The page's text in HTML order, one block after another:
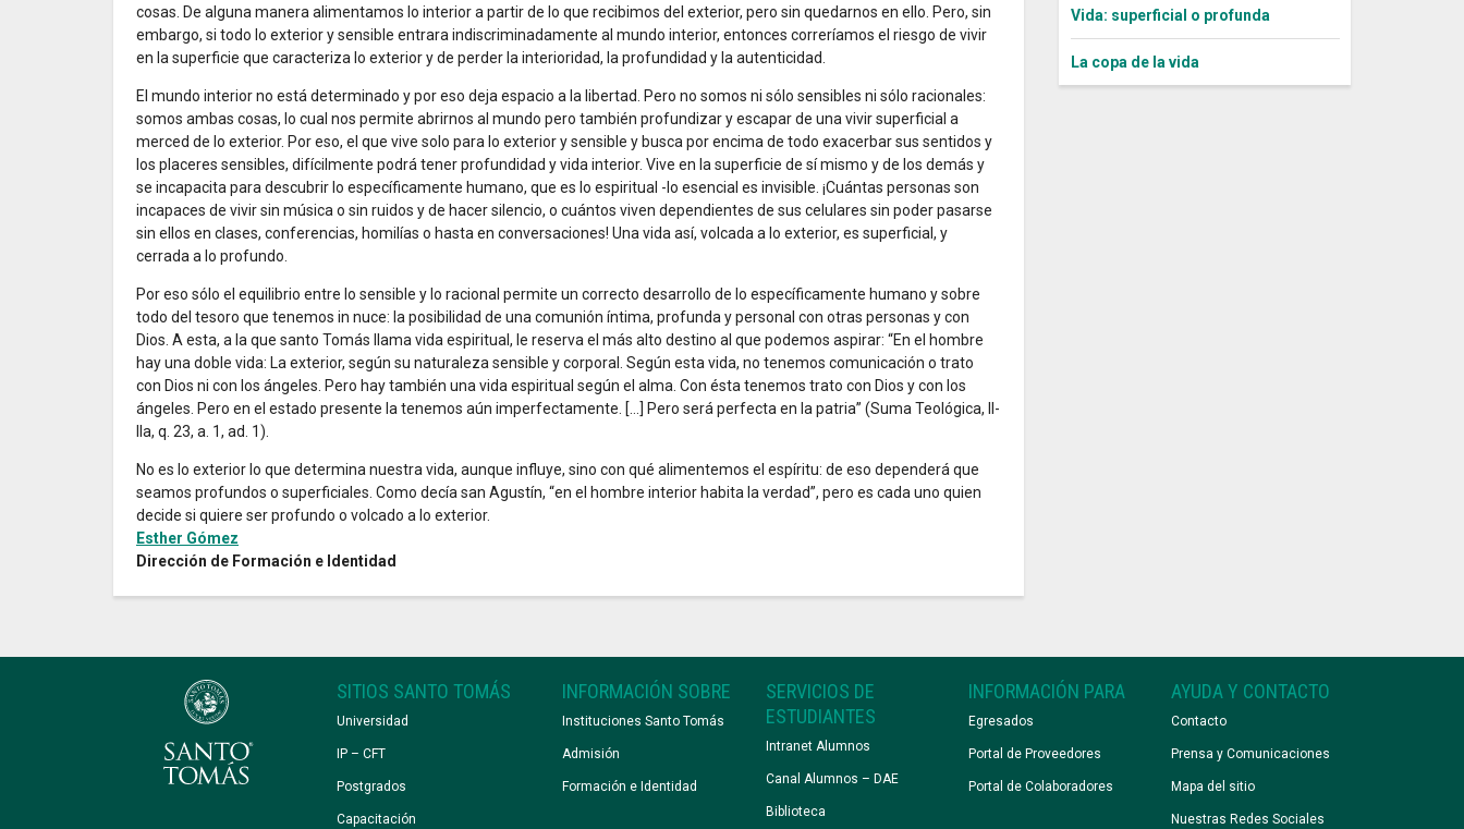
cosas. De alguna manera alimentamos lo interior a partir de lo que recibimos del exterior, pero sin quedarnos en ello. Pero, sin
embargo, si todo lo exterior y sensible entrara indiscriminadamente al mundo interior, entonces correríamos el riesgo de vivir
en la superficie que caracteriza lo exterior y de perder la interioridad, la profundidad y la autenticidad.
El mundo interior no está determinado y por eso deja espacio a la libertad. Pero no somos ni sólo sensibles ni sólo racionales:
somos ambas cosas, lo cual nos permite abrirnos al mundo pero también profundizar y escapar de una vivir superficial a
merced de lo exterior. Por eso, el que vive solo para lo exterior y sensible y busca por encima de todo exacerbar sus sentidos y
los placeres sensibles, difícilmente podrá tener profundidad y vida interior. Vive en la superficie de sí mismo y de los demás y
se incapacita para descubrir lo específicamente humano, que es lo espiritual -lo esencial es invisible. ¡Cuántas personas son
incapaces de vivir sin música o sin ruidos y de hacer silencio, o cuántos viven dependientes de sus celulares sin poder pasarse
sin ellos en clases, conferencias, homilías o hasta en conversaciones! Una vida así, volcada a lo exterior, es superficial, y
cerrada a lo profundo.
Por eso sólo el equilibrio entre lo sensible y lo racional permite un correcto desarrollo de lo específicamente humano y sobre
todo del tesoro que tenemos in nuce: la posibilidad de una comunión íntima, profunda y personal con otras personas y con
Dios. A esta, a la que santo Tomás llama vida espiritual, le reserva el más alto destino al que podemos aspirar: “En el hombre
hay una doble vida: La exterior, según su naturaleza sensible y corporal. Según esta vida, no tenemos comunicación o trato
con Dios ni con los ángeles. Pero hay también una vida espiritual según el alma. Con ésta tenemos trato con Dios y con los
ángeles. Pero en el estado presente la tenemos aún imperfectamente. […] Pero será perfecta en la patria” (Suma Teológica, II-
IIa, q. 23, a. 1, ad. 1).
No es lo exterior lo que determina nuestra vida, aunque influye, sino con qué alimentemos el espíritu: de eso dependerá que
seamos profundos o superficiales. Como decía san Agustín, “en el hombre interior habita la verdad”, pero es cada uno quien
decide si quiere ser profundo o volcado a lo exterior.
Esther Gómez
Dirección de Formación e Identidad
Vida: superficial o profunda
La copa de la vida
SITIOS SANTO TOMÁS
Universidad
IP – CFT
Postgrados
Capacitación
INFORMACIÓN SOBRE
Instituciones Santo Tomás
Admisión
Formación e Identidad
SERVICIOS DE
ESTUDIANTES
Intranet Alumnos
Canal Alumnos – DAE
Biblioteca
INFORMACIÓN PARA
Egresados
Portal de Proveedores
Portal de Colaboradores
AYUDA Y CONTACTO
Contacto
Prensa y Comunicaciones
Mapa del sitio
Nuestras Redes Sociales